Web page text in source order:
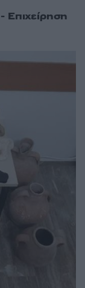
Επιχείρηση